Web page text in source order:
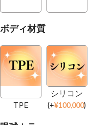
ボディ材質
TPE
シリコン
(+¥100,000)